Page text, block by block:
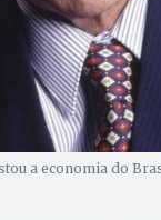
a economia do